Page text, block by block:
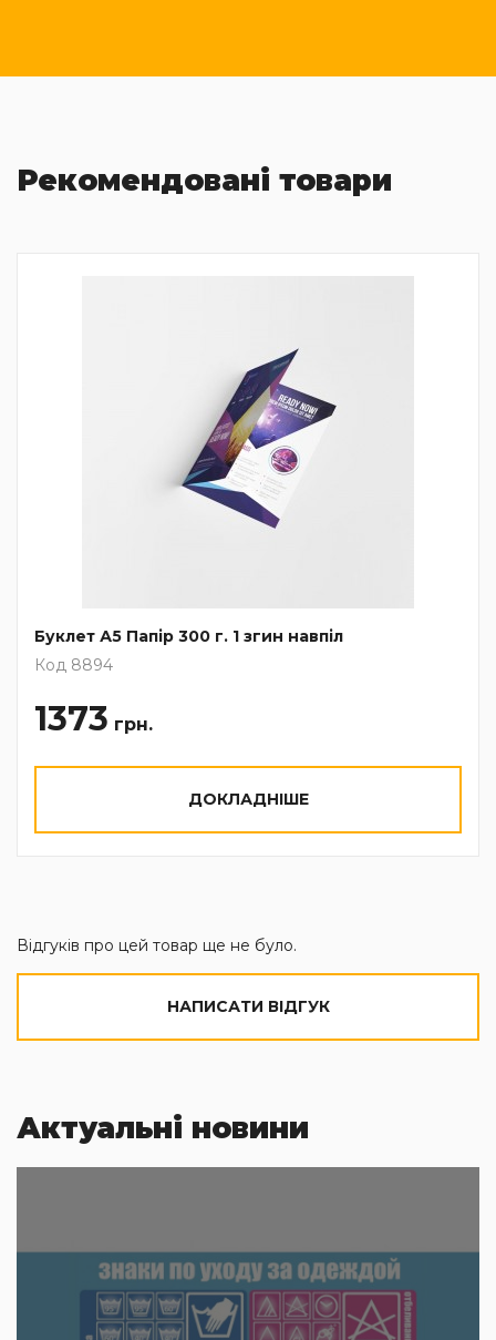
Рекомендовані товари
Буклет А5 Папір 300 г. 1 згин навпіл
Код 8894
1373 грн.
ДОКЛАДНІШЕ
Відгуків про цей товар ще не було.
НАПИСАТИ ВІДГУК
Актуальні новини